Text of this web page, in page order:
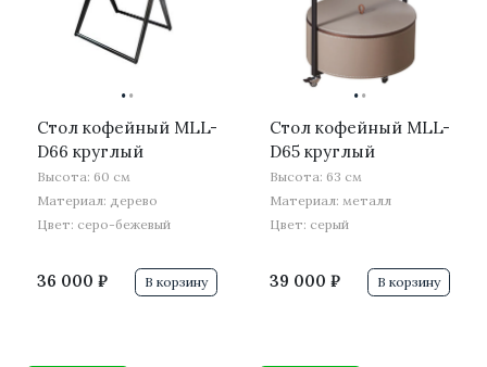
··
Стол кофейный MLL-
D66 круглый
Высота: 60 см
Материал: дерево
Цвет: серо-бежевый
36 000 ₽ В корзину
··
Стол кофейный MLL-
D65 круглый
Высота: 63 см
Материал: металл
Цвет: серый
39 000 ₽ В корзину